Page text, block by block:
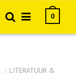
0
/ LITERATUUR &